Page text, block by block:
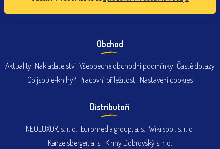
Obchod
Aktuality Nakladatelství Všeobecné obchodní podmínky Časté dotazy
Co jsou e-knihy? Pracovní příležitosti Nastavení cookies
Distributoři
NEOLUXOR, s. r. o. Euromedia group, a. s. Wiki spol. s. r. o.
Kanzelsberger, a. s. Knihy Dobrovský s. r. o.